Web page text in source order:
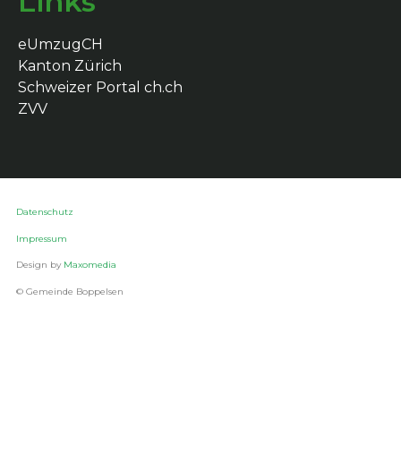
eUmzugCH
Kanton Zürich
Schweizer Portal ch.ch
ZVV
Datenschutz
Impressum
Design by Maxomedia
© Gemeinde Boppelsen